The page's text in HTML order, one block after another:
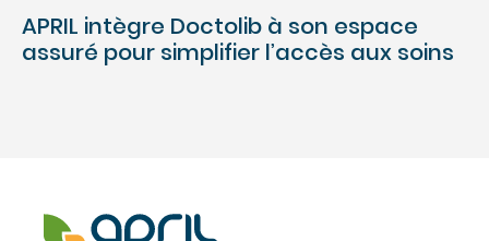
APRIL intègre Doctolib à son espace
assuré pour simplifier l’accès aux soins